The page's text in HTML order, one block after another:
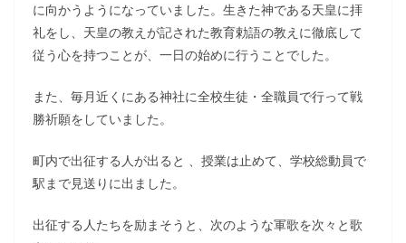
に向かうようになっていました。生きた神である天皇に拝
礼をし、天皇の教えが記された教育勅語の教えに徹底して
従う心を持つことが、一日の始めに行うことでした。
また、毎月近くにある神社に全校生徒・全職員で行って戦
勝祈願をしていました。
町内で出征する人が出ると 、授業は止めて、学校総動員で
駅まで見送りに出ました。
出征する人たちを励まそうと、次のような軍歌を次々と歌